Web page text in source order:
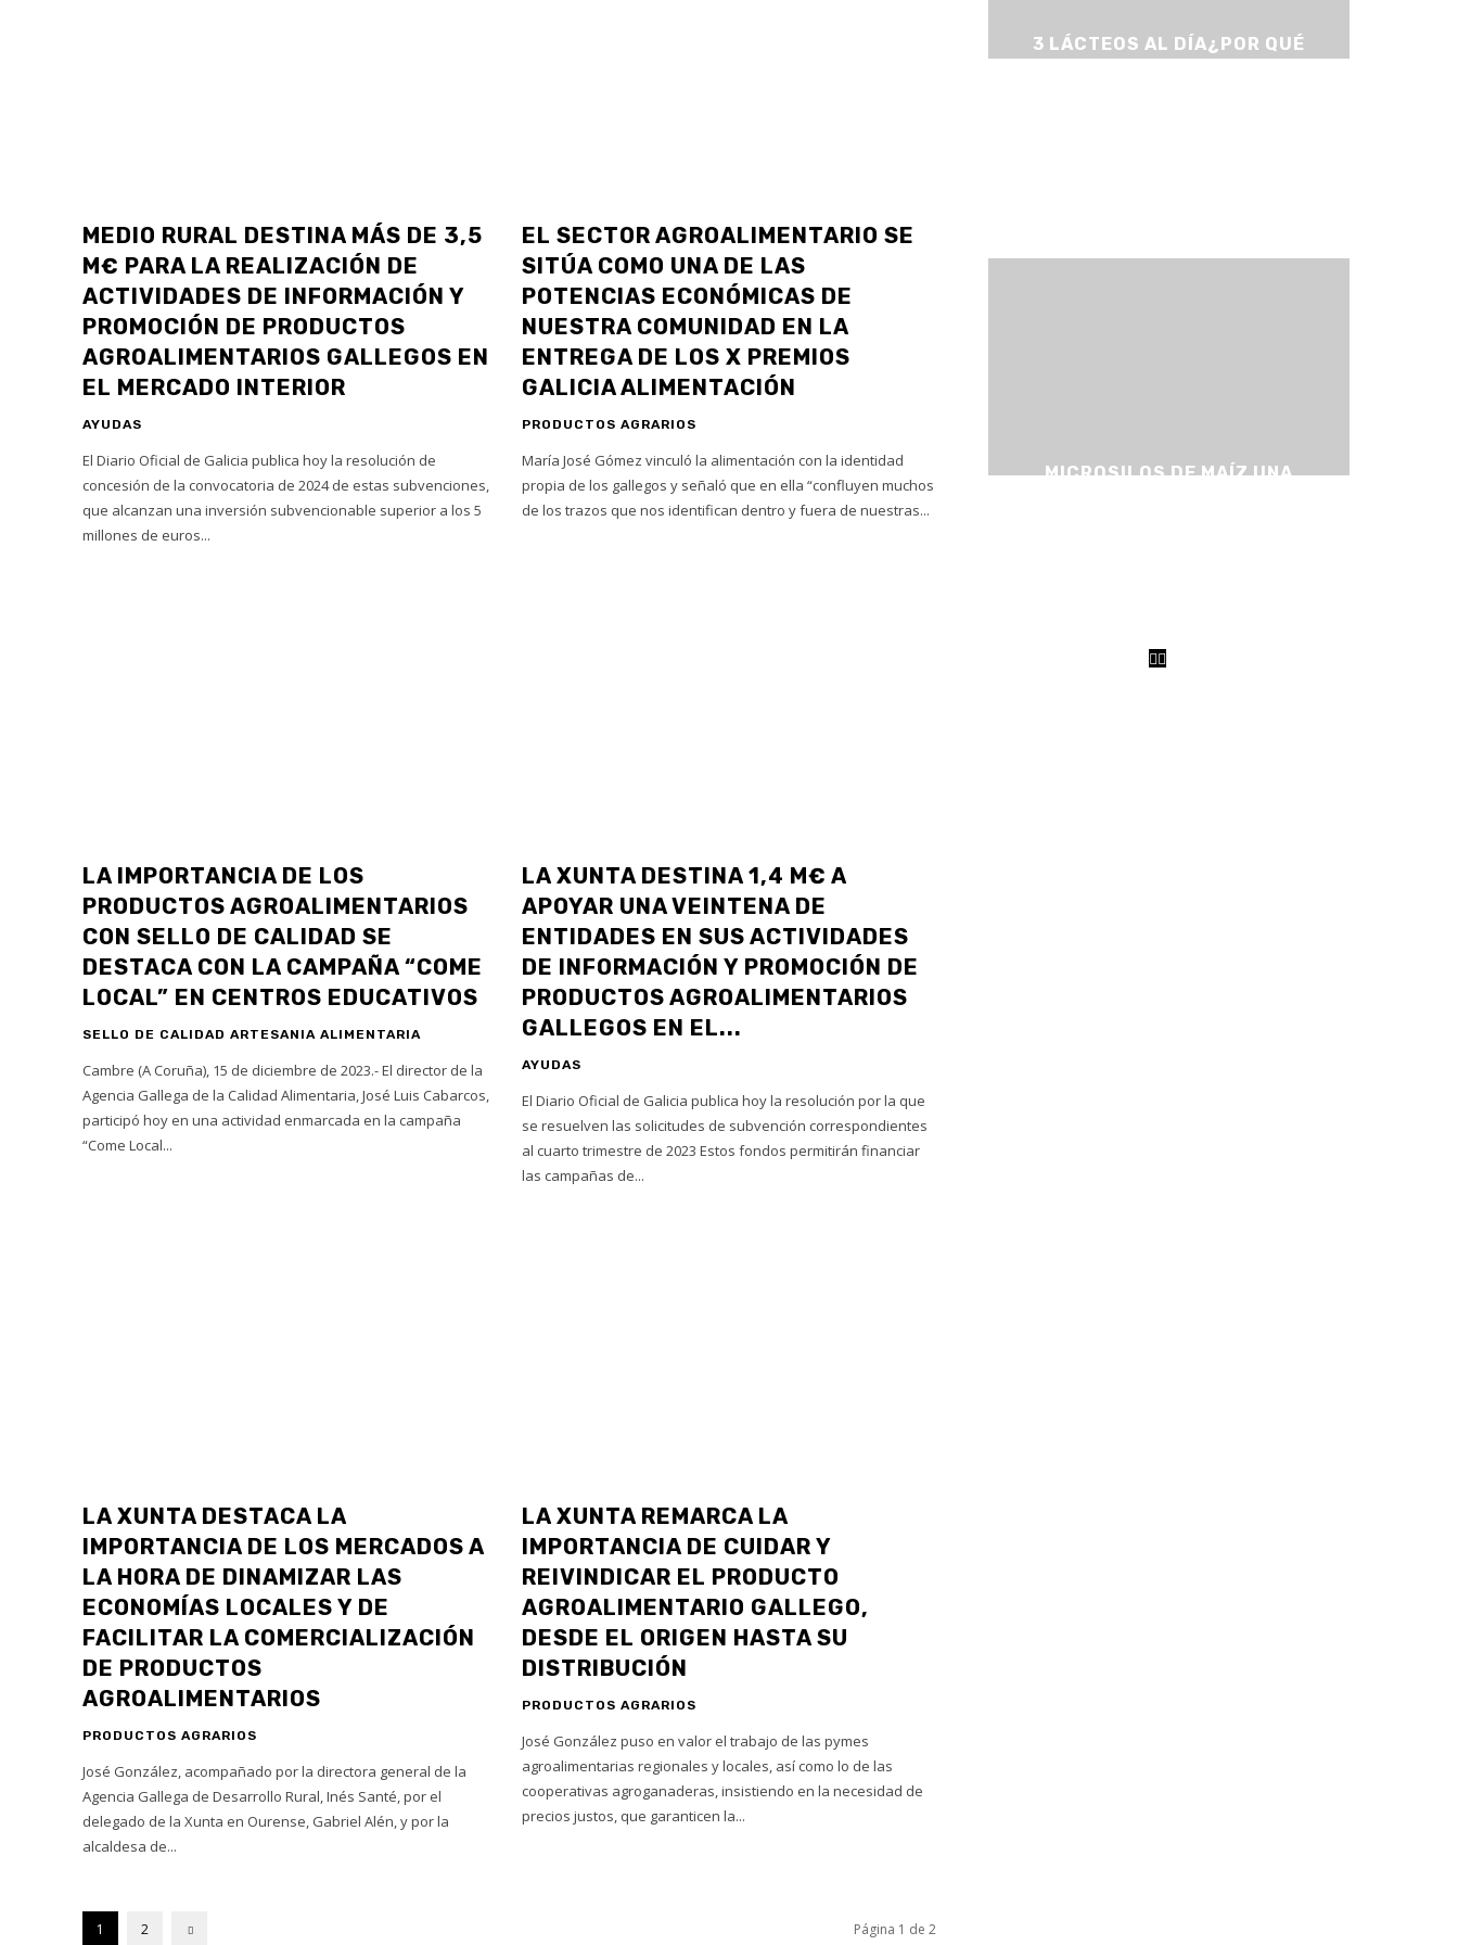
MEDIO RURAL DESTINA MÁS DE 3,5
M€ PARA LA REALIZACIÓN DE
ACTIVIDADES DE INFORMACIÓN Y
PROMOCIÓN DE PRODUCTOS
AGROALIMENTARIOS GALLEGOS EN
EL MERCADO INTERIOR
AYUDAS
El Diario Oficial de Galicia publica hoy la resolución de
concesión de la convocatoria de 2024 de estas subvenciones,
que alcanzan una inversión subvencionable superior a los 5
millones de euros...
EL SECTOR AGROALIMENTARIO SE
SITÚA COMO UNA DE LAS
POTENCIAS ECONÓMICAS DE
NUESTRA COMUNIDAD EN LA
ENTREGA DE LOS X PREMIOS
GALICIA ALIMENTACIÓN
PRODUCTOS AGRARIOS
María José Gómez vinculó la alimentación con la identidad
propia de los gallegos y señaló que en ella “confluyen muchos
de los trazos que nos identifican dentro y fuera de nuestras...
LA IMPORTANCIA DE LOS
PRODUCTOS AGROALIMENTARIOS
CON SELLO DE CALIDAD SE
DESTACA CON LA CAMPAÑA “COME
LOCAL” EN CENTROS EDUCATIVOS
SELLO DE CALIDAD ARTESANIA ALIMENTARIA
Cambre (A Coruña), 15 de diciembre de 2023.- El director de la
Agencia Gallega de la Calidad Alimentaria, José Luis Cabarcos,
participó hoy en una actividad enmarcada en la campaña
“Come Local...
LA XUNTA DESTINA 1,4 M€ A
APOYAR UNA VEINTENA DE
ENTIDADES EN SUS ACTIVIDADES
DE INFORMACIÓN Y PROMOCIÓN DE
PRODUCTOS AGROALIMENTARIOS
GALLEGOS EN EL...
AYUDAS
El Diario Oficial de Galicia publica hoy la resolución por la que
se resuelven las solicitudes de subvención correspondientes
al cuarto trimestre de 2023 Estos fondos permitirán financiar
las campañas de...
LA XUNTA DESTACA LA
IMPORTANCIA DE LOS MERCADOS A
LA HORA DE DINAMIZAR LAS
ECONOMÍAS LOCALES Y DE
FACILITAR LA COMERCIALIZACIÓN
DE PRODUCTOS
AGROALIMENTARIOS
PRODUCTOS AGRARIOS
José González, acompañado por la directora general de la
Agencia Gallega de Desarrollo Rural, Inés Santé, por el
delegado de la Xunta en Ourense, Gabriel Alén, y por la
alcaldesa de...
LA XUNTA REMARCA LA
IMPORTANCIA DE CUIDAR Y
REIVINDICAR EL PRODUCTO
AGROALIMENTARIO GALLEGO,
DESDE EL ORIGEN HASTA SU
DISTRIBUCIÓN
PRODUCTOS AGRARIOS
José González puso en valor el trabajo de las pymes
agroalimentarias regionales y locales, así como lo de las
cooperativas agroganaderas, insistiendo en la necesidad de
precios justos, que garanticen la...
1 2 Página 1 de 2
3 LÁCTEOS AL DÍA¿POR QUÉ
MICROSILOS DE MAÍZ UNA